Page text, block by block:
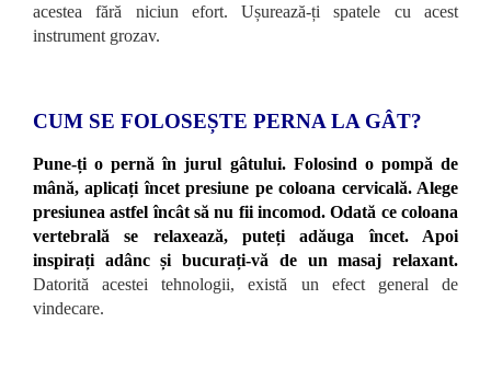
acestea fără niciun efort. Ușurează-ți spatele cu acest
instrument grozav.
CUM SE FOLOSEȘTE PERNA LA GÂT?
Pune-ți o pernă în jurul gâtului. Folosind o pompă de
mână, aplicați încet presiune pe coloana cervicală. Alege
presiunea astfel încât să nu fii incomod. Odată ce coloana
vertebrală se relaxează, puteți adăuga încet. Apoi
inspirați adânc și bucurați-vă de un masaj relaxant.
Datorită acestei tehnologii, există un efect general de
vindecare.